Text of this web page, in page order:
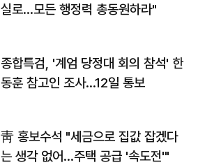
실로…모든 행정력 총동원하라"
종합특검, '계엄 당정대 회의 참석' 한
동훈 참고인 조사...12일 통보
靑 홍보수석 "세금으로 집값 잡겠다
는 생각 없어…주택 공급 '속도전'"